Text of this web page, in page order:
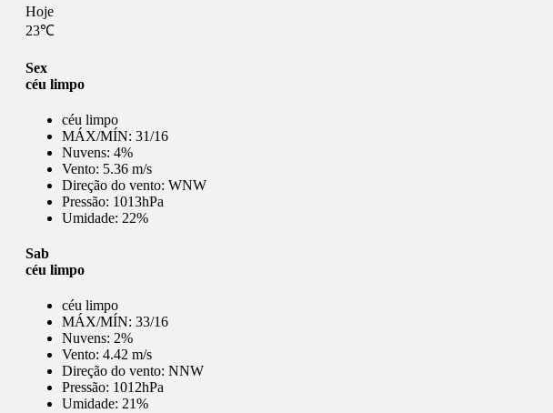
Hoje
23℃
Sex
céu limpo
céu limpo
MÁX/MÍN: 31/16
Nuvens: 4%
Vento: 5.36 m/s
Direção do vento: WNW
Pressão: 1013hPa
Umidade: 22%
Sab
céu limpo
céu limpo
MÁX/MÍN: 33/16
Nuvens: 2%
Vento: 4.42 m/s
Direção do vento: NNW
Pressão: 1012hPa
Umidade: 21%